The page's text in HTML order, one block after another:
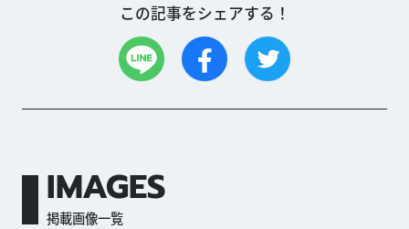
この記事をシェアする！
IMAGES
掲載画像一覧